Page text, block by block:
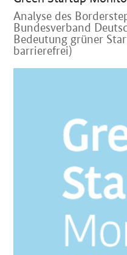
Analyse des
Bundesverband
Bedeutung grüner
barrierefrei)